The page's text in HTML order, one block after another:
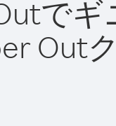
でギ
Out